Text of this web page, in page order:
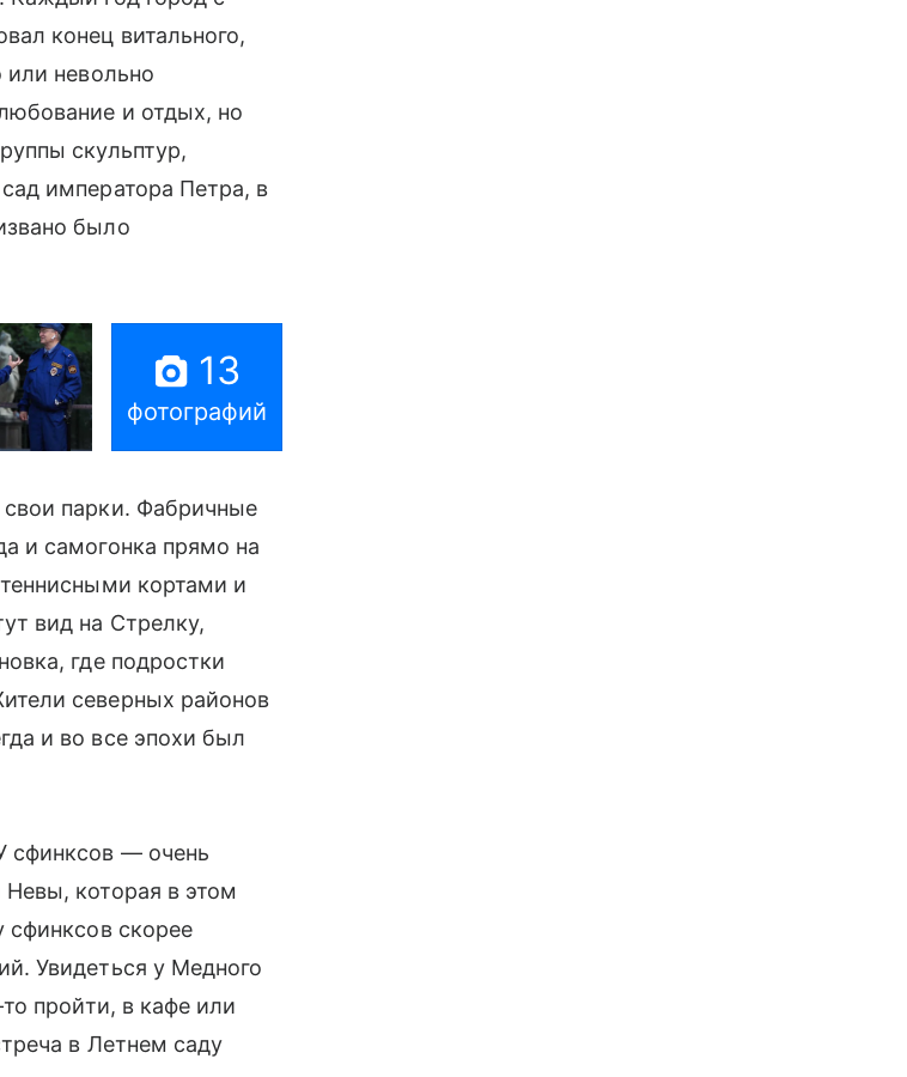
конец витального,
или невольно
и отдых, но
скульптур,
императора Петра, в
было
13
фотографий
парки. Фабричные
и самогонка прямо на
кортами и
вид на Стрелку,
где подростки
северных районов
и во все эпохи был
сфинксов — очень
которая в этом
сфинксов скорее
Увидеться у Медного
пройти, в кафе или
в Летнем саду